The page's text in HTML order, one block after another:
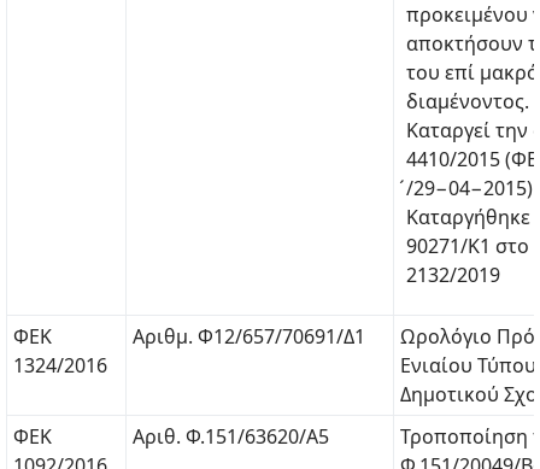
προκειμένου
αποκτήσουν
του επί
διαμένοντος.
Καταργεί την
4410/2015
́/29−04−2015)
Καταργήθηκε
90271/Κ1 στο
2132/2019
ΦΕΚ
1324/2016
Αριθμ. Φ12/657/70691/Δ1
Ωρολόγιο
Ενιαίου
Δημοτικού
ΦΕΚ
Αριθ. Φ.151/63620/Α5
Τροποποίηση